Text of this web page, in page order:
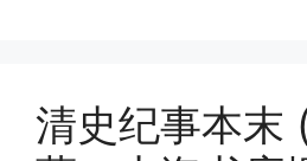
清史纪事本末